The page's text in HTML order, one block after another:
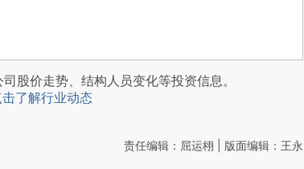
司股价走势、结构人员变化等投资信息。
击了解行业动态
责任编辑：屈运栩 | 版面编辑：王永